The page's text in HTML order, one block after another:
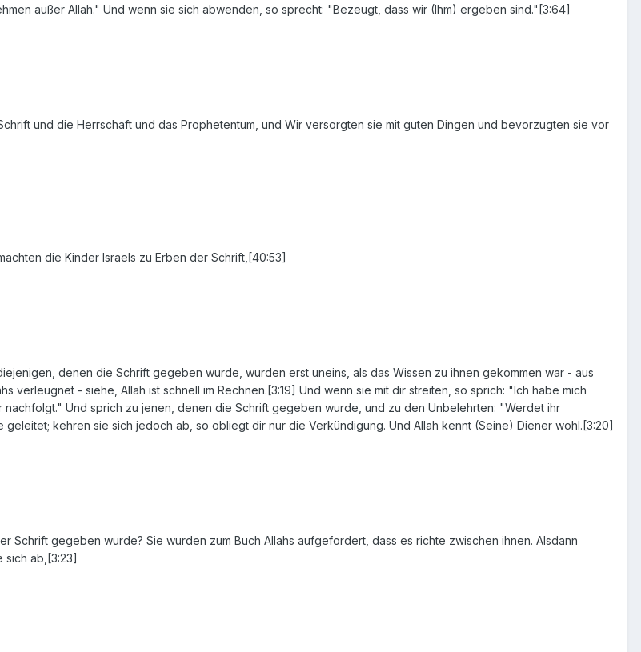
außer Allah." Und wenn sie sich abwenden, so sprecht: "Bezeugt, dass wir (Ihm) ergeben sind."[3:64]
und die Herrschaft und das Prophetentum, und Wir versorgten sie mit guten Dingen und bevorzugten sie vor
die Kinder Israels zu Erben der Schrift,[40:53]
denen die Schrift gegeben wurde, wurden erst uneins, als das Wissen zu ihnen gekommen war - aus
verleugnet - siehe, Allah ist schnell im Rechnen.[3:19] Und wenn sie mit dir streiten, so sprich: "Ich habe mich
Und sprich zu jenen, denen die Schrift gegeben wurde, und zu den Unbelehrten: "Werdet ihr
geleitet; kehren sie sich jedoch ab, so obliegt dir nur die Verkündigung. Und Allah kennt (Seine) Diener wohl.[3:20]
Schrift gegeben wurde? Sie wurden zum Buch Allahs aufgefordert, dass es richte zwischen ihnen. Alsdann
sich ab,[3:23]